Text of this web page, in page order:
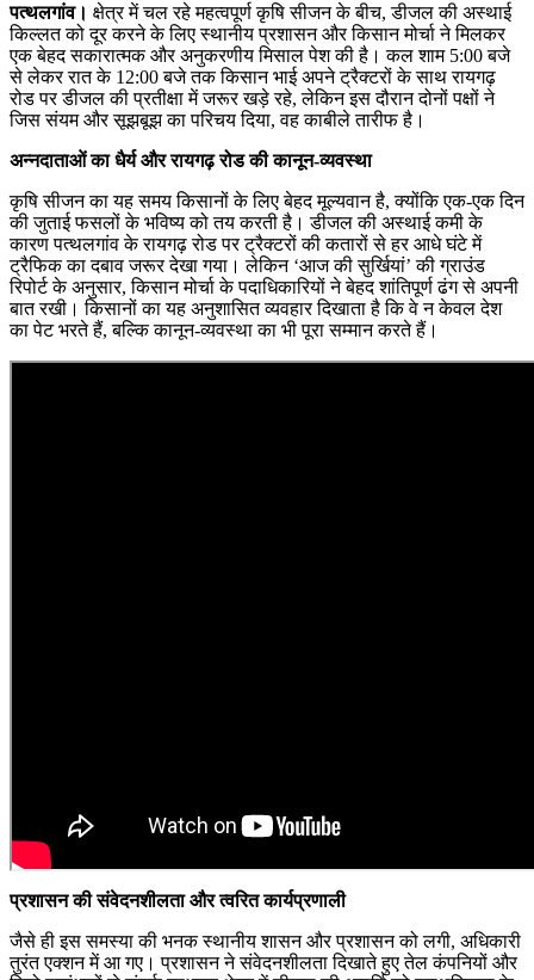
पत्थलगांव। क्षेत्र में चल रहे महत्वपूर्ण कृषि सीजन के बीच, डीजल की अस्थाई
किल्लत को दूर करने के लिए स्थानीय प्रशासन और किसान मोर्चा ने मिलकर
एक बेहद सकारात्मक और अनुकरणीय मिसाल पेश की है। कल शाम 5:00 बजे
से लेकर रात के 12:00 बजे तक किसान भाई अपने ट्रैक्टरों के साथ रायगढ़
रोड पर डीजल की प्रतीक्षा में जरूर खड़े रहे, लेकिन इस दौरान दोनों पक्षों ने
जिस संयम और सूझबूझ का परिचय दिया, वह काबीले तारीफ है।
अन्नदाताओं का धैर्य और रायगढ़ रोड की कानून-व्यवस्था
कृषि सीजन का यह समय किसानों के लिए बेहद मूल्यवान है, क्योंकि एक-एक दिन
की जुताई फसलों के भविष्य को तय करती है। डीजल की अस्थाई कमी के
कारण पत्थलगांव के रायगढ़ रोड पर ट्रैक्टरों की कतारों से हर आधे घंटे में
ट्रैफिक का दबाव जरूर देखा गया। लेकिन ‘आज की सुर्खियां’ की ग्राउंड
रिपोर्ट के अनुसार, किसान मोर्चा के पदाधिकारियों ने बेहद शांतिपूर्ण ढंग से अपनी
बात रखी। किसानों का यह अनुशासित व्यवहार दिखाता है कि वे न केवल देश
का पेट भरते हैं, बल्कि कानून-व्यवस्था का भी पूरा सम्मान करते हैं।
प्रशासन की संवेदनशीलता और त्वरित कार्यप्रणाली
जैसे ही इस समस्या की भनक स्थानीय शासन और प्रशासन को लगी, अधिकारी
तुरंत एक्शन में आ गए। प्रशासन ने संवेदनशीलता दिखाते हुए तेल कंपनियों और